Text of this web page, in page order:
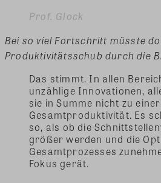
Prof. Glock
Bei so viel Fortschritt müsste
Produktivitätsschub durch die
Das stimmt. In allen
unzählige Innovationen,
sie in Summe nicht zu
Gesamtproduktivität. Es
so, als ob die
größer werden und die
Gesamtprozesses
Fokus gerät.